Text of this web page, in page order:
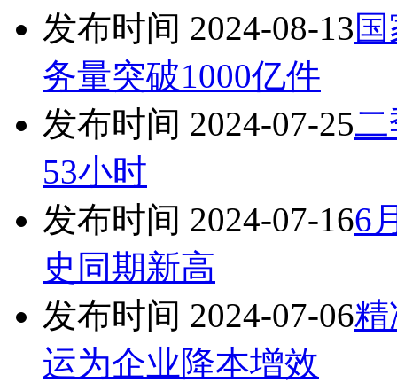
发布时间 2024-08-13
务量突破1000亿件
发布时间 2024-07-25
53小时
发布时间 2024-07-166
史同期新高
发布时间 2024-07-06精
运为企业降本增效